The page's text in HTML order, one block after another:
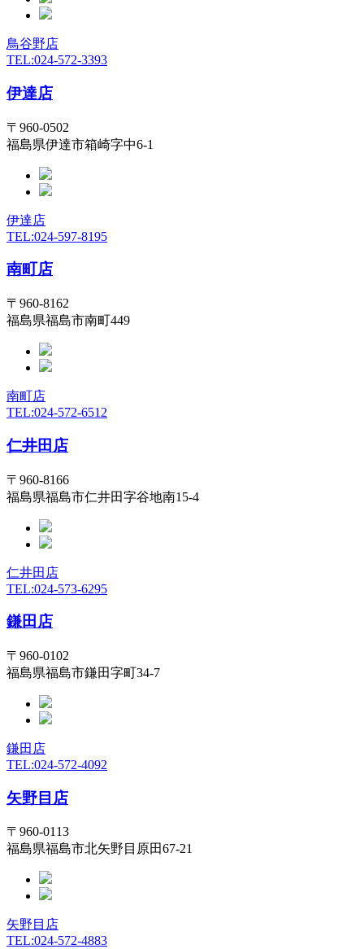
鳥谷野店
TEL:024-572-3393
伊達店
〒960-0502
福島県伊達市箱崎字中6-1
伊達店
TEL:024-597-8195
南町店
〒960-8162
福島県福島市南町449
南町店
TEL:024-572-6512
仁井田店
〒960-8166
福島県福島市仁井田字谷地南15-4
仁井田店
TEL:024-573-6295
鎌田店
〒960-0102
福島県福島市鎌田字町34-7
鎌田店
TEL:024-572-4092
矢野目店
〒960-0113
福島県福島市北矢野目原田67-21
矢野目店
TEL:024-572-4883